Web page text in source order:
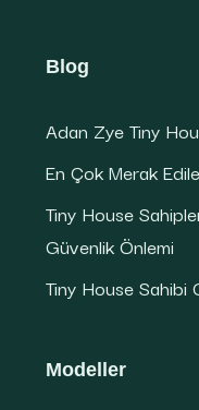
Blog
Adan Zye Tiny
En Çok Merak
Tiny House
Güvenlik Önlemi
Tiny House Sahibi
Modeller